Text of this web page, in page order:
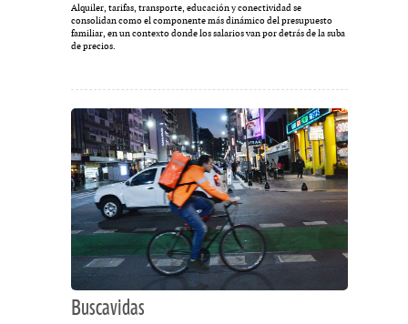
Alquiler, tarifas, transporte, educación y conectividad se
consolidan como el componente más dinámico del presupuesto
familiar, en un contexto donde los salarios van por detrás de la suba
de precios.
Buscavidas